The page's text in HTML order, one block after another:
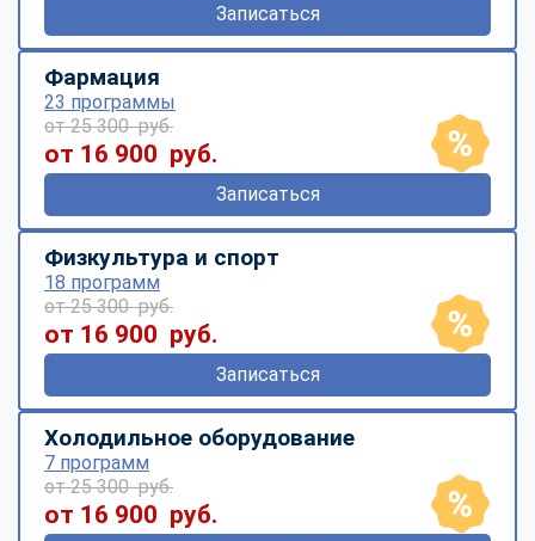
Записаться
Фармация
23 программы
от 25 300 руб.
от 16 900 руб.
Записаться
Физкультура и спорт
18 программ
от 25 300 руб.
от 16 900 руб.
Записаться
Холодильное оборудование
7 программ
от 25 300 руб.
от 16 900 руб.